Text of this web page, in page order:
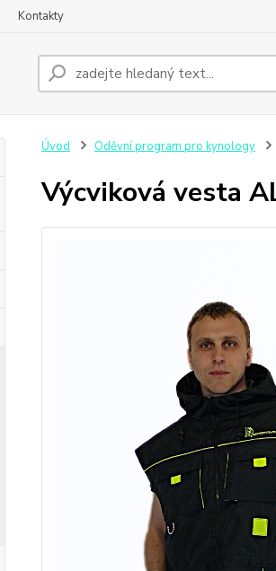
Kontakty
Úvod Oděvní program pro kynology
Výcviková vesta